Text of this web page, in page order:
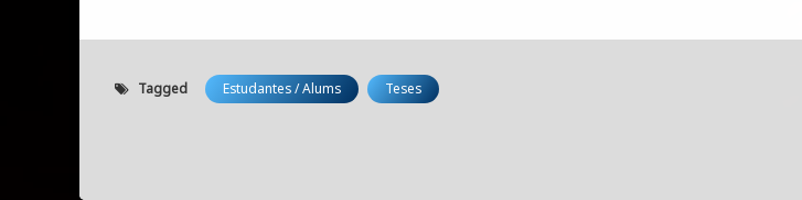
Tagged Estudantes / Alums Teses